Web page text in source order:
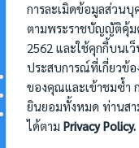
อื่นๆ
การเข้าศึกษาต่อ
ดาวน์โหลดแบบฟอร์ม
การบริหารจัดการโครงการ
การละเมิดข้อมูลส่วนบุ
ตามพระราชบัญญัติคุ้ม
2562 และใช้คุกกี้บนเ
ประสบการณ์ที่เกี่ยวข้
ของคุณและเข้าชมซ้ำ
ยินยอมทั้งหมด ท่านสา
ได้ตาม Privacy Policy.